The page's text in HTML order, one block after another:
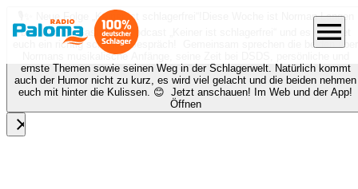
🎙️✨ Neue Folge „Keiner ist schlagerfrei“!
Diese Woche ist Norman Langen
bei Nora zu Gast beim Podcast „Keiner ist schlagerfrei“ und es erwartet
euch ein richtig schönes Gespräch! Gemeinsam sprechen die beiden über
Normans musikalische Anfänge, seine Zeit bei DSDS, persönliche und
ernste Themen sowie seinen Weg in der Schlagerwelt. Natürlich kommt
auch der Humor nicht zu kurz, es wird viel gelacht und die beiden nehmen
euch mit hinter die Kulissen. 😊 Jetzt anschauen! Im Web und der App!
Öffnen
close
menu